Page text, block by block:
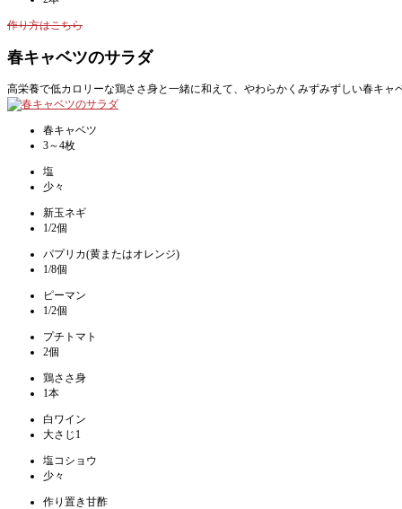
作り方はこちら
春キャベツのサラダ
高栄養で低カロリーな鶏ささ身と一緒に和えて、やわらかくみずみずしい春キャ
春キャベツ
3～4枚
塩
少々
新玉ネギ
1/2個
パプリカ(黄またはオレンジ)
1/8個
ピーマン
1/2個
プチトマト
2個
鶏ささ身
1本
白ワイン
大さじ1
塩コショウ
少々
作り置き甘酢